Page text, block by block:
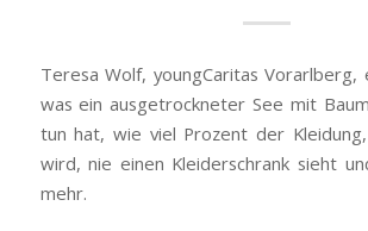
Teresa Wolf, youngCaritas
was ein ausgetrockneter See mit
tun hat, wie viel Prozent der
wird, nie einen Kleiderschrank sieht
mehr.